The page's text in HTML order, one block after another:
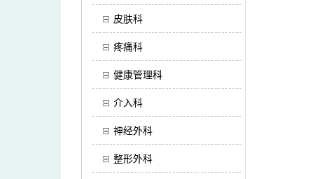
皮肤科
疼痛科
健康管理科
介入科
神经外科
整形外科